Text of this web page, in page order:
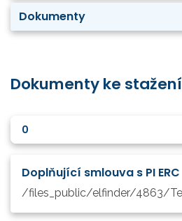
Dokumenty
Dokumenty ke stažení
0
Doplňující smlouva s PI ERC